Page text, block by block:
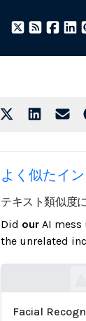
よく似たイ
テキスト類似度
Did our AI mess
the unrelated
Facial